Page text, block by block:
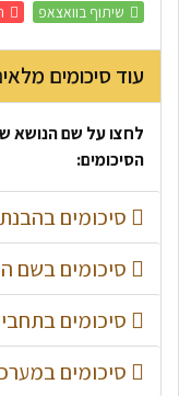
שיתוף בוואצאפ
עוד סיכומים
לחצו על שם הנושא
הסיכומים:
סיכומים
סיכום האמצעים
אמצעים רטוריים
זה נלמד במהירות את
בטקסט.
סיכומים בשם
סיכום שם המספר
סיכום תמציתי של שם
סיכומים
סיכום על דו-
סיכומים